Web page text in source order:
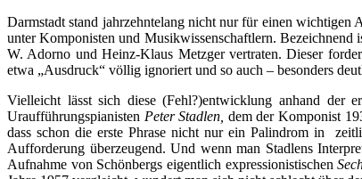
Darmstadt stand jahrzehntelang nicht nur für einen
unter Komponisten und Musikwissenschaftlern. Bezeichnend
W. Adorno und Heinz-Klaus Metzger vertraten. Dieser
etwa „Ausdruck“ völlig ignoriert und so auch – besonders
Vielleicht lässt sich diese (Fehl?)entwicklung anhand
Uraufführungspianisten Peter Stadlen, dem der Komponist
dass schon die erste Phrase nicht nur ein Palindrom in
Aufforderung überzeugend. Und wenn man Stadlens
Aufnahme von Schönbergs eigentlich expressionistischen